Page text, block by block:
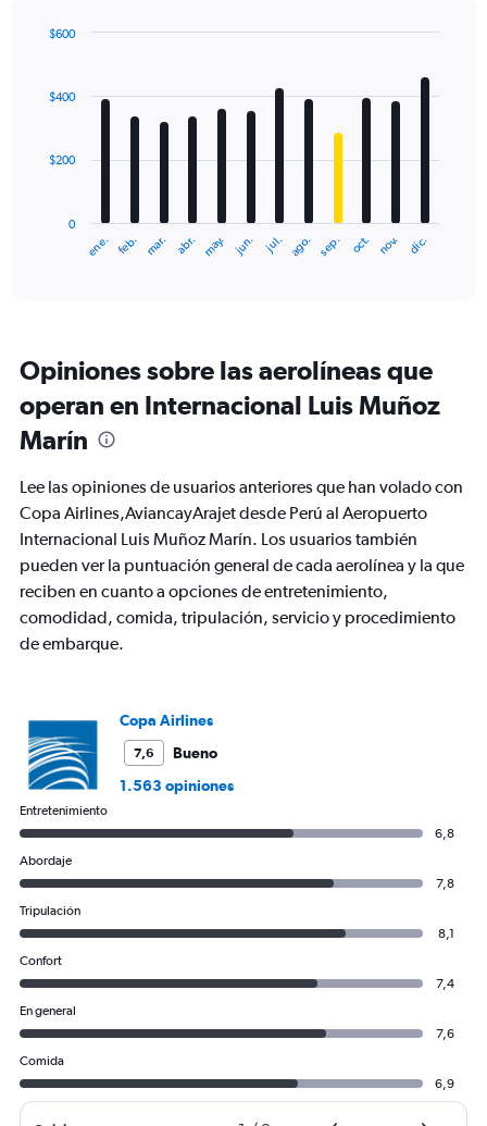
Range:
1200.
with
12
The
categories.
chart
has
axis
displaying
values.
Range:
0
to
600.
ene. feb. mar. abr. may. jun. jul. ago. sep. oct. nov. dic.
0
$200
$400
$600
Opiniones sobre las aerolíneas que
operan en Internacional Luis Muñoz
Marín
Lee las opiniones de usuarios anteriores que han volado con
Copa Airlines,AviancayArajet desde Perú al Aeropuerto
Internacional Luis Muñoz Marín. Los usuarios también
pueden ver la puntuación general de cada aerolínea y la que
reciben en cuanto a opciones de entretenimiento,
comodidad, comida, tripulación, servicio y procedimiento
de embarque.
Copa Airlines
7,6
Bueno
1.563 opiniones
Entretenimiento
6,8
Abordaje
7,8
Tripulación
8,1
Confort
7,4
En general
7,6
Comida
6,9